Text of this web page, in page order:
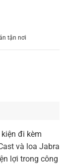
tận nơi
kiện đi kèm
và loa Jabra
lợi trong công